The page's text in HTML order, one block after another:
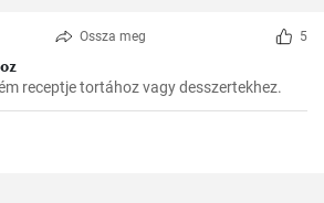
Ossza meg 5
receptje tortához vagy desszertekhez.